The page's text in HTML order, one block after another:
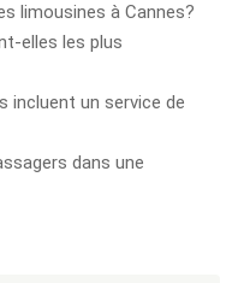
limousines à Cannes?
elles les plus
incluent un service de
dans une